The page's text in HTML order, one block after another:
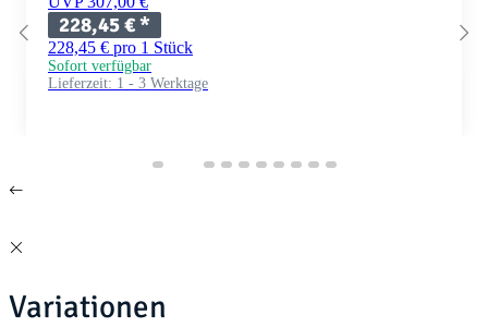
228,45 €*
228,45 € pro 1 Stück
Sofort verfügbar
Lieferzeit: 1 - 3 Werktage
Variationen